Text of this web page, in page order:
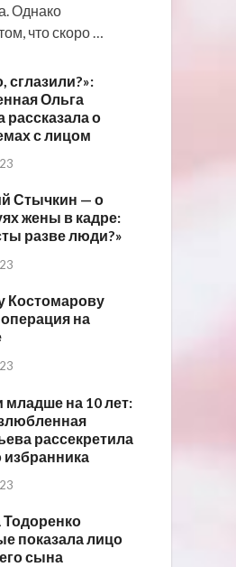
Однако
что скоро …
сглазили?»:
Ольга
рассказала о
с лицом
Стычкин — о
жены в кадре:
разве люди?»
Костомарову
операция на
младше на 10 лет:
рассекретила
избранника
Тодоренко
показала лицо
сына